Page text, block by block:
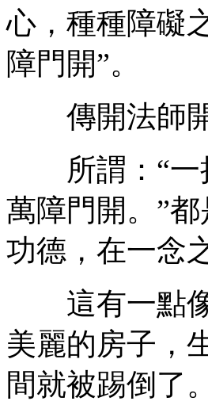
心，種種障礙
障門開”。
傳開法師開
所謂：“一
萬障門開。”
功德，在一念
這有一點像
美麗的房子，
間就被踢倒了。